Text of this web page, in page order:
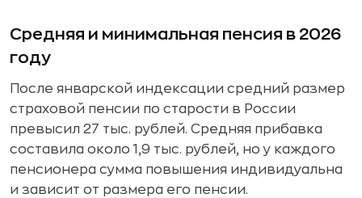
Средняя и минимальная пенсия в 2026
году
После январской индексации средний размер
страховой пенсии по старости в России
превысил 27 тыс. рублей. Средняя прибавка
составила около 1,9 тыс. рублей, но у каждого
пенсионера сумма повышения индивидуальна
и зависит от размера его пенсии.